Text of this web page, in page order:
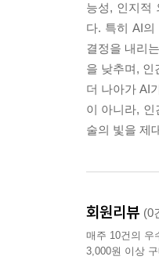
반면 인공지
간과 인공지
지금이라도
을 두고 있어
－09_“통제
--- 본문 중에서
능성, 인지적
다. 특히 AI
결정을 내리
을 낮추며, 인
더 나아가 AI
이 아니라,
술의 빛을 제
회원리뷰 (0
매주 10건의 우
3,000원 이상